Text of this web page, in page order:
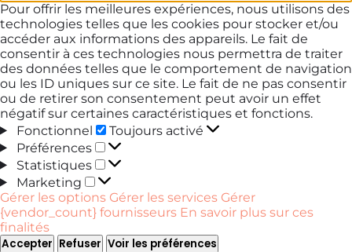
Pour offrir les meilleures expériences, nous utilisons des
technologies telles que les cookies pour stocker et/ou
accéder aux informations des appareils. Le fait de
consentir à ces technologies nous permettra de traiter
des données telles que le comportement de navigation
ou les ID uniques sur ce site. Le fait de ne pas consentir
ou de retirer son consentement peut avoir un effet
négatif sur certaines caractéristiques et fonctions.
Fonctionnel
Fonctionnel
Toujours activé
Préférences
Préférences
Statistiques
Statistiques
Marketing
Marketing
Gérer les options Gérer les services Gérer
{vendor_count} fournisseurs En savoir plus sur ces
finalités
Accepter Refuser Voir les préférences